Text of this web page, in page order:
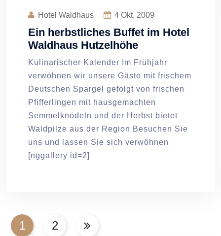
Hotel Waldhaus 4 Okt. 2009
Ein herbstliches Buffet im Hotel
Waldhaus Hutzelhöhe
Kulinarischer Kalender Im Frühjahr
verwöhnen wir unsere Gäste mit frischem
Deutschen Spargel gefolgt von frischen
Pfifferlingen mit hausgemachten
Semmelknödeln und der Herbst bietet
Waldpilze aus der Region Besuchen Sie
uns und lassen Sie sich verwöhnen
[nggallery id=2]
Seitennummerierung
der
1 2